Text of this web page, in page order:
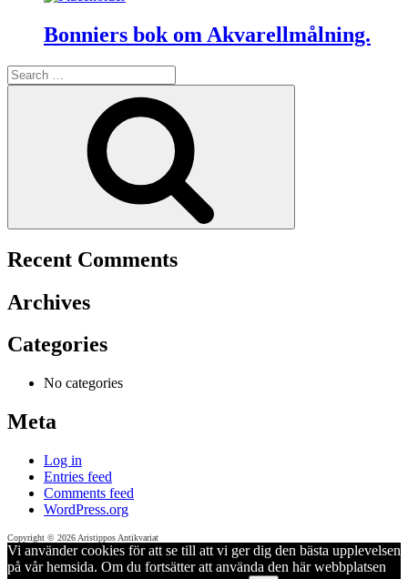
Bonniers bok om Akvarellmålning.
Search
for:
Recent Comments
Archives
Categories
No categories
Meta
Log in
Entries feed
Comments feed
WordPress.org
Copyright © 2026 Aristippos Antikvariat
Vi använder cookies för att se till att vi ger dig den bästa upplevelsen
på vår hemsida. Om du fortsätter att använda den här webbplatsen